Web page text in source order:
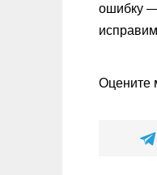
ошибку —
Оцените